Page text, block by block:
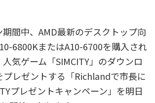
間中、AMD最新のデスクトップ向
6800KまたはA10-6700を購入され
気ゲーム「SIMCITY」のダウンロ
プレゼントする「Richlandで市長に
プレゼントキャンペーン」を明日